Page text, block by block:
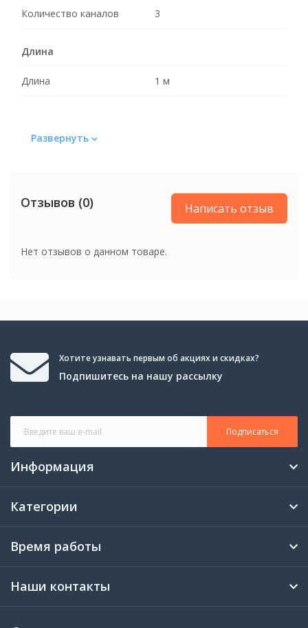
Количество каналов 3
Длина
Длина 1 м
Развернуть
Отзывов (0) Написать отзыв
Нет отзывов о данном товаре.
Хотите узнавать первым об акциях и скидках?
Подпишитесь на нашу рассылку
Подписаться
Информация
Категории
Время работы
Наши контакты